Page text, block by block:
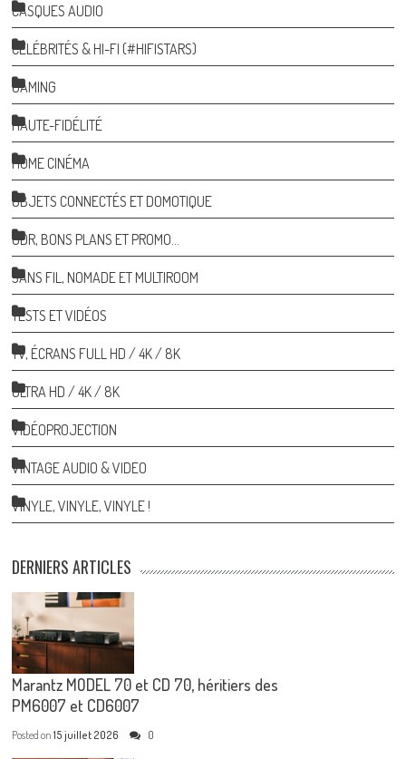
CASQUES AUDIO
CÉLÉBRITÉS & HI-FI (#HIFISTARS)
GAMING
HAUTE-FIDÉLITÉ
HOME CINÉMA
OBJETS CONNECTÉS ET DOMOTIQUE
ODR, BONS PLANS ET PROMO…
SANS FIL, NOMADE ET MULTIROOM
TESTS ET VIDÉOS
TV, ÉCRANS FULL HD / 4K / 8K
ULTRA HD / 4K / 8K
VIDÉOPROJECTION
VINTAGE AUDIO & VIDEO
VINYLE, VINYLE, VINYLE !
DERNIERS ARTICLES
Marantz MODEL 70 et CD 70, héritiers des
PM6007 et CD6007
Posted on15 juillet 2026 0